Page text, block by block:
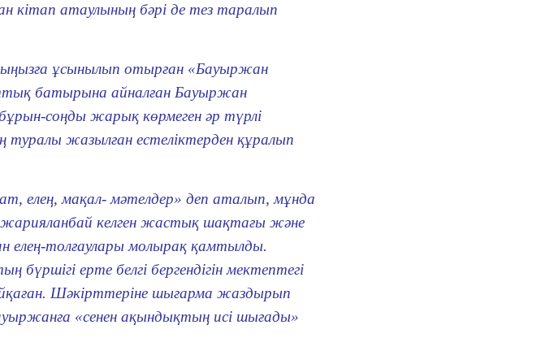
кітап атаулының бәрі де тез таралып
ұсынылып отырған «Бауыржан
батырына айналған Бауыржан
соңды жарық көрмеген әр түрлі
жазылған естеліктерден құралып
елең, мақал- мәтелдер» деп аталып, мұнда
жарияланбай келген жастық шақтағы және
елең-толғаулары молырақ қамтылды.
ерте белгі бергендігін мектептегі
Шәкірттеріне шығарма жаздырып
«сенен ақындықтың исі шығады»